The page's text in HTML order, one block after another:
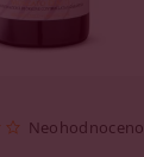
Neohodnoceno